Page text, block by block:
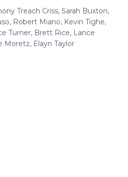
Treach Criss, Sarah Buxton,
Robert Miano, Kevin Tighe,
Turner, Brett Rice, Lance
Moretz, Elayn Taylor